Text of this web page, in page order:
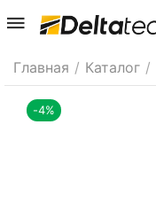
Главная / Каталог /
-4%